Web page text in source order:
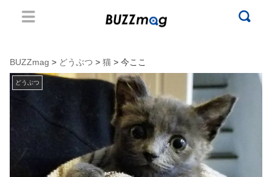
BUZZmag > どうぶつ > 猫 > 今ここ
どうぶつ